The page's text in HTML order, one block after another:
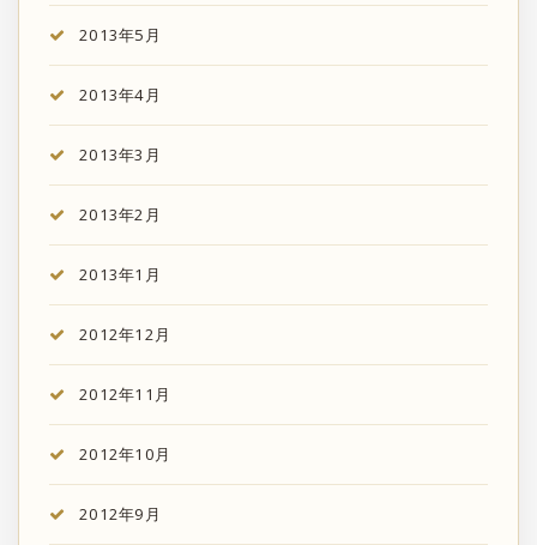
2013年5月
2013年4月
2013年3月
2013年2月
2013年1月
2012年12月
2012年11月
2012年10月
2012年9月